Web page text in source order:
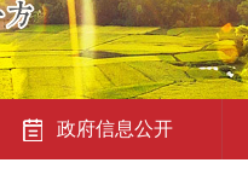
政府信息公开